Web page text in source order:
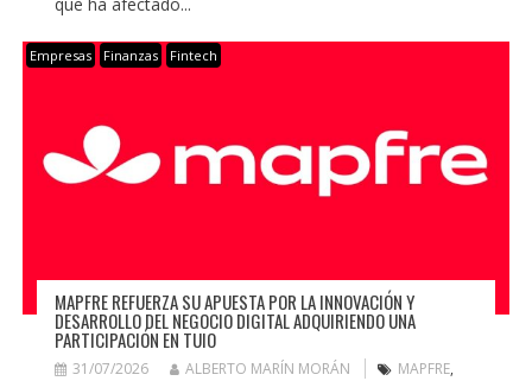
Empresas Finanzas Fintech
MAPFRE REFUERZA SU APUESTA POR LA INNOVACIÓN Y
DESARROLLO DEL NEGOCIO DIGITAL ADQUIRIENDO UNA
PARTICIPACIÓN EN TUIO
31/07/2026 ALBERTO MARÍN MORÁN MAPFRE,